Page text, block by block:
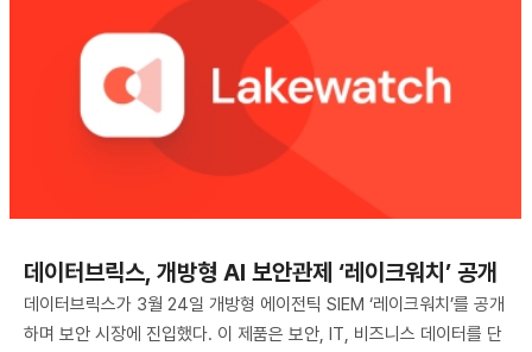
데이터브릭스, 개방형 AI 보안관제 ‘레이크워치’ 공개
데이터브릭스가 3월 24일 개방형 에이전틱 SIEM ‘레이크워치’를 공개
하며 보안 시장에 진입했다. 이 제품은 보안, IT, 비즈니스 데이터를 단